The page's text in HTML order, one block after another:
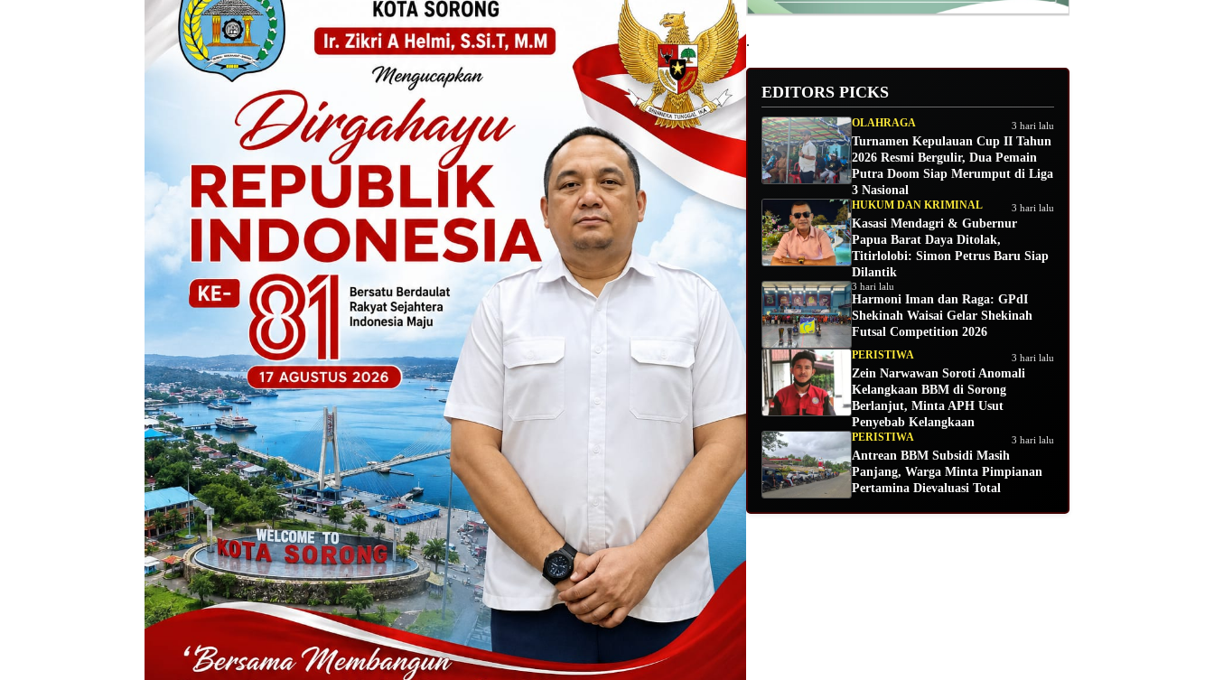
.
EDITORS PICKS
OLAHRAGA 3 hari lalu
Turnamen Kepulauan Cup II Tahun
2026 Resmi Bergulir, Dua Pemain
Putra Doom Siap Merumput di Liga
3 Nasional
HUKUM DAN KRIMINAL 3 hari lalu
Kasasi Mendagri & Gubernur
Papua Barat Daya Ditolak,
Titirlolobi: Simon Petrus Baru Siap
Dilantik
3 hari lalu
Harmoni Iman dan Raga: GPdI
Shekinah Waisai Gelar Shekinah
Futsal Competition 2026
PERISTIWA 3 hari lalu
Zein Narwawan Soroti Anomali
Kelangkaan BBM di Sorong
Berlanjut, Minta APH Usut
Penyebab Kelangkaan
PERISTIWA 3 hari lalu
Antrean BBM Subsidi Masih
Panjang, Warga Minta Pimpianan
Pertamina Dievaluasi Total